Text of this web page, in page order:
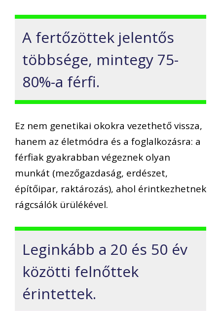
A fertőzöttek jelentős
többsége, mintegy 75-
80%-a férfi.
Ez nem genetikai okokra vezethető vissza,
hanem az életmódra és a foglalkozásra: a
férfiak gyakrabban végeznek olyan
munkát (mezőgazdaság, erdészet,
építőipar, raktározás), ahol érintkezhetnek
rágcsálók ürülékével.
Leginkább a 20 és 50 év
közötti felnőttek
érintettek.